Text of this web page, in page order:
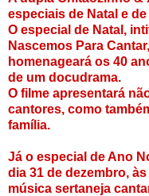
especiais de Natal e
O especial de Natal,
Nascemos Para
homenageará os 40
de um docudrama.
O filme apresentará
cantores, como
família.
Já o especial de Ano
dia 31 de dezembro,
música sertaneja